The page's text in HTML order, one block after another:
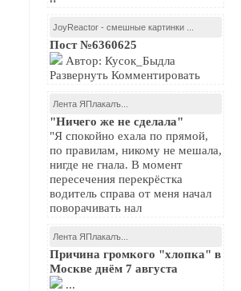
JoyReactor - смешные картинки ...
Пост №6360625
Автор: Кусок_Быдла
Развернуть Комментировать
Лента ЯПлакалъ...
"Ничего же не сделала"
"Я спокойно ехала по прямой,
по правилам, никому не мешала,
нигде не гнала. В момент
пересечения перекрёстка
водитель справа от меня начал
поворачивать нал
Лента ЯПлакалъ...
Причина громкого "хлопка" в
Москве днём 7 августа
...